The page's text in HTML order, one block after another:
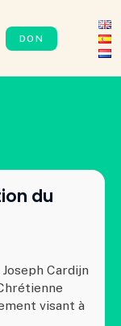
DON
du
Cardijn
visant à